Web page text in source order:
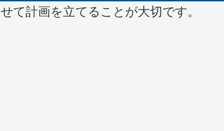
計画を立てることが大切です。